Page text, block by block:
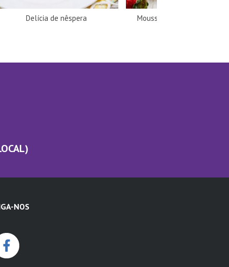
Delícia de nêspera
Mousse de chocolate com
NOS